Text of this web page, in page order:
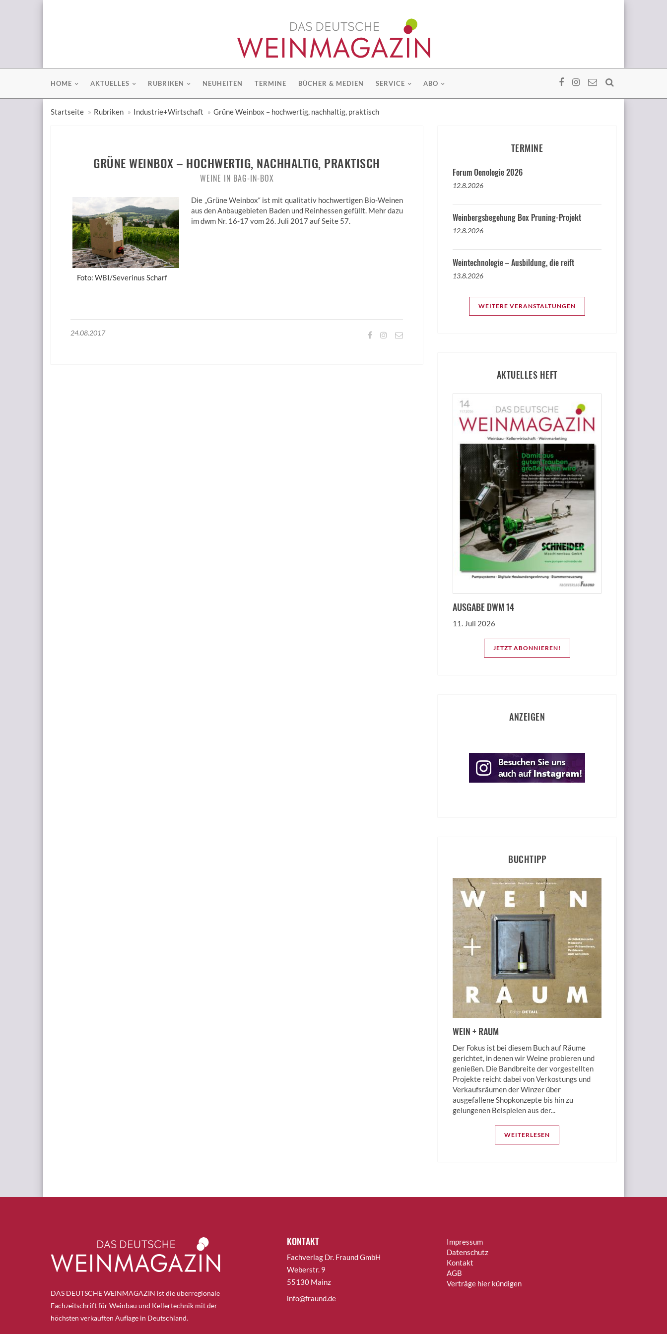
HOME AKTUELLES RUBRIKEN NEUHEITEN TERMINE BÜCHER & MEDIEN SERVICE ABO
Startseite Rubriken Industrie+Wirtschaft Grüne Weinbox – hochwertig, nachhaltig, praktisch
GRÜNE WEINBOX – HOCHWERTIG, NACHHALTIG, PRAKTISCH
WEINE IN BAG-IN-BOX
Foto: WBI/Severinus Scharf
Die „Grüne Weinbox“ ist mit qualitativ hochwertigen Bio-Weinen
aus den Anbaugebieten Baden und Reinhessen gefüllt. Mehr dazu
im dwm Nr. 16-17 vom 26. Juli 2017 auf Seite 57.
24.08.2017
TERMINE
Forum Oenologie 2026
12.8.2026
Weinbergsbegehung Box Pruning-Projekt
12.8.2026
Weintechnologie – Ausbildung, die reift
13.8.2026
WEITERE VERANSTALTUNGEN
AKTUELLES HEFT
AUSGABE DWM 14
11. Juli 2026
JETZT ABONNIEREN!
ANZEIGEN
BUCHTIPP
WEIN + RAUM
Der Fokus ist bei diesem Buch auf Räume
gerichtet, in denen wir Weine probieren und
genießen. Die Bandbreite der vorgestellten
Projekte reicht dabei von Verkostungs und
Verkaufsräumen der Winzer über
ausgefallene Shopkonzepte bis hin zu
gelungenen Beispielen aus der...
WEITERLESEN
DAS DEUTSCHE WEINMAGAZIN ist die überregionale
Fachzeitschrift für Weinbau und Kellertechnik mit der
höchsten verkauften Auflage in Deutschland.
KONTAKT
Fachverlag Dr. Fraund GmbH
Weberstr. 9
55130 Mainz
info@fraund.de
Impressum
Datenschutz
Kontakt
AGB
Verträge hier kündigen